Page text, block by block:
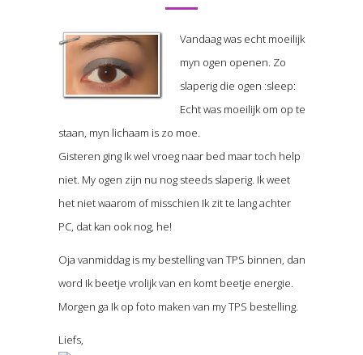
Vandaag was echt moeilijk
myn ogen openen. Zo
slaperig die ogen :sleep:
Echt was moeilijk om op te
staan, myn lichaam is zo moe.
Gisteren ging Ik wel vroeg naar bed maar toch help
niet. My ogen zijn nu nog steeds slaperig. Ik weet
het niet waarom of misschien Ik zit te lang achter
PC, dat kan ook nog, he!
Oja vanmiddag is my bestelling van TPS binnen, dan
word Ik beetje vrolijk van en komt beetje energie.
Morgen ga Ik op foto maken van my TPS bestelling.
Liefs,